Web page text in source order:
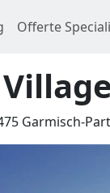
Offerte Speciali
Garmisch-